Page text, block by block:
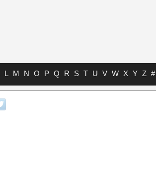
L M N O P Q R S T U V W X Y Z #